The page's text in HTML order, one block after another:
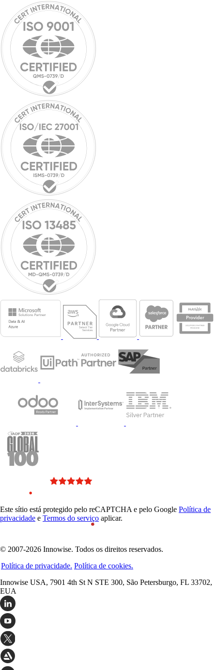
Este sítio está protegido pelo reCAPTCHA e pelo Google Política de
privacidade e Termos do serviço aplicar.
© 2007-2026 Innowise. Todos os direitos reservados.
Política de privacidade. Política de cookies.
Innowise USA, 7901 4th St N STE 300, São Petersburgo, FL 33702,
EUA